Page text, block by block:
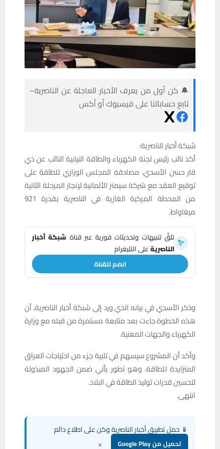
🔔 كن أول من يعرف الأخبار العاجلة عن الناصرية–
تابع حساباتنا على فيسبوك أو أكس
شبكة أخبار الناصرية:
أكد نائب رئيس لجنة الكهرباء والطاقة النيابية النائب عن ذي
قار حسن الأسدي، مصادقة المجلس الوزاري للطاقة على
توقيع العقد مع شركة سيمنز الألمانية لإنجاز المرحلة الثانية
من المحطة المركبة الغازية في الناصرية بقدرة 921
ميغاواط.
تلقَّ تنبيهات وتحديثات فورية عبر قناة شبكة أخبار
الناصريةعلى التليغرام
انضم للقناة
وذكر الأسدي في بيانه الذي ورد إلى شبكة أخبار الناصرية، أن
هذه الخطوة جاءت بعد متابعة مستمرة من قبله مع وزارة
الكهرباء والجهات المعنية.
وأكد أن المشروع سيسهم في تلبية جزء من احتياجات العراق
المتزايدة للطاقة، وهو تطور يأتي ضمن الجهود المبذولة
لتحسين قدرات توليد الطاقة في البلاد.
انتهى.
📱 حمل تطبيق أخبار الناصرية وكن على اطلاع دائم
تحميل من Google Play ×